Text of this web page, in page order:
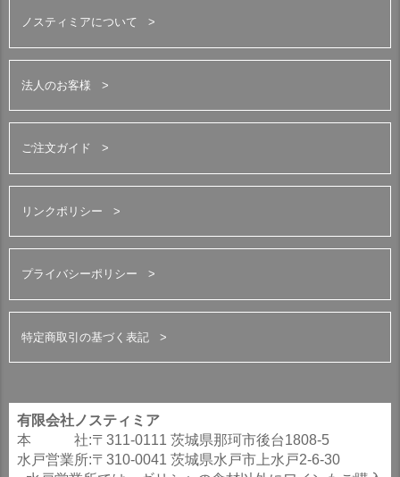
ノスティミアについて
法人のお客様
ご注文ガイド
リンクポリシー
プライバシーポリシー
特定商取引の基づく表記
有限会社ノスティミア
本 社:〒311-0111 茨城県那珂市後台1808-5
水戸営業所:〒310-0041 茨城県水戸市上水戸2-6-30